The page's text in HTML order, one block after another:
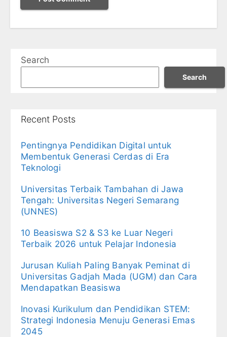
Search
Search
Recent Posts
Pentingnya Pendidikan Digital untuk
Membentuk Generasi Cerdas di Era
Teknologi
Universitas Terbaik Tambahan di Jawa
Tengah: Universitas Negeri Semarang
(UNNES)
10 Beasiswa S2 & S3 ke Luar Negeri
Terbaik 2026 untuk Pelajar Indonesia
Jurusan Kuliah Paling Banyak Peminat di
Universitas Gadjah Mada (UGM) dan Cara
Mendapatkan Beasiswa
Inovasi Kurikulum dan Pendidikan STEM:
Strategi Indonesia Menuju Generasi Emas
2045